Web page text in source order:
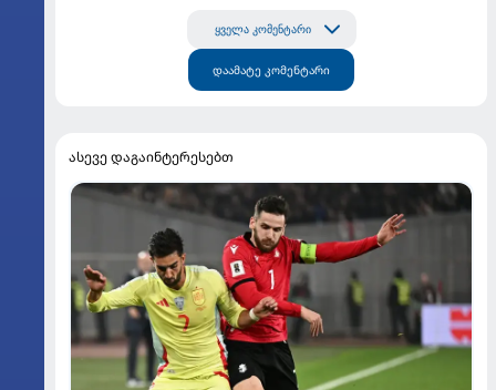
ყველა კომენტარი
დაამატე კომენტარი
ასევე დაგაინტერესებთ